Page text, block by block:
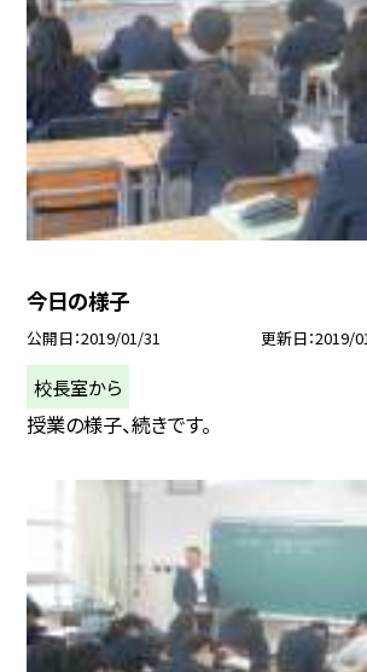
今日の様子
公開日 2019/01/31 更新日 2019/
校長室から
授業の様子、続きです。